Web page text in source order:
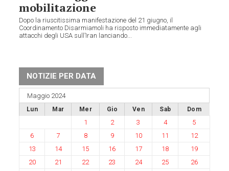
mobilitazione
Dopo la riuscitissima manifestazione del 21 giugno, il
Coordinamento Disarmiamoli ha risposto immediatamente agli
attacchi degli USA sull’Iran lanciando...
NOTIZIE PER DATA
Maggio 2024
Lun Mar Mer Gio Ven Sab Dom
1 2 3 4
5
6
7 8 9 10 11
12
13
14 15 16 17 18
19
20
21 22 23 24 25
26